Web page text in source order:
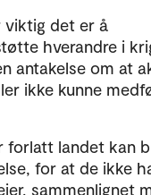
viktig det er å
hverandre i
antakelse om at
ikke kunne
forlatt landet kan
for at de ikke
sammenlignet